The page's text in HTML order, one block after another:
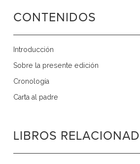
CONTENIDOS
Introducción
Sobre la presente edición
Cronología
Carta al padre
LIBROS